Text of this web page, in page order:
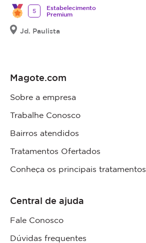
5
Estabelecimento
Premium
Jd. Paulista
Magote.com
Sobre a empresa
Trabalhe Conosco
Bairros atendidos
Tratamentos Ofertados
Conheça os principais tratamentos
Central de ajuda
Fale Conosco
Dúvidas frequentes